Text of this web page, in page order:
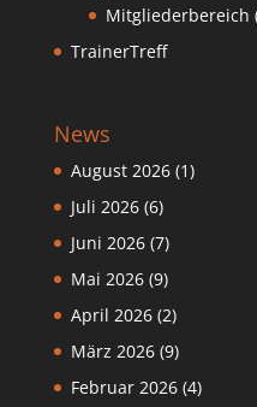
Mitgliederbereich
TrainerTreff
News
August 2026(1)
Juli 2026(6)
Juni 2026(7)
Mai 2026(9)
April 2026(2)
März 2026(9)
Februar 2026(4)